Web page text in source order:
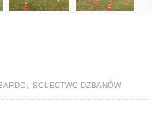
SOLECTWO DZBANÓW